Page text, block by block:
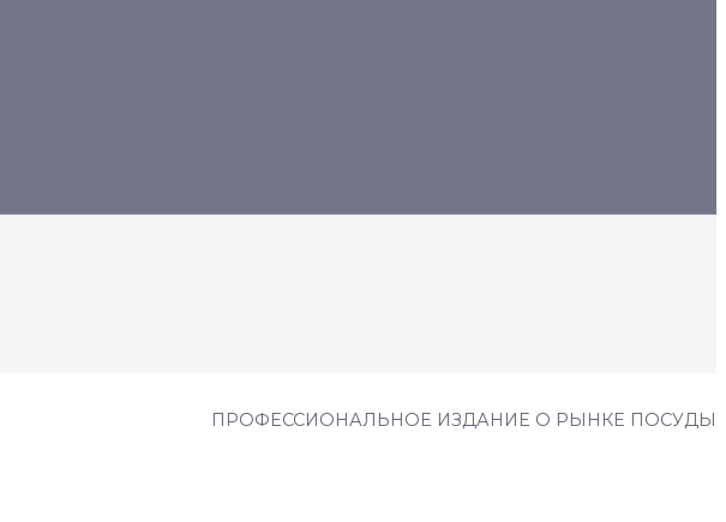
ПРОФЕССИОНАЛЬНОЕ ИЗДАНИЕ О РЫНКЕ ПОСУДЫ